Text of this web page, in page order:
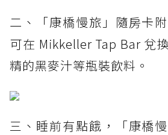
二、「康橋慢旅」隨房卡
可在 Mikkeller Tap Bar 兌
精的黑麥汁等瓶裝飲料。
三、睡前有點餓，「康橋